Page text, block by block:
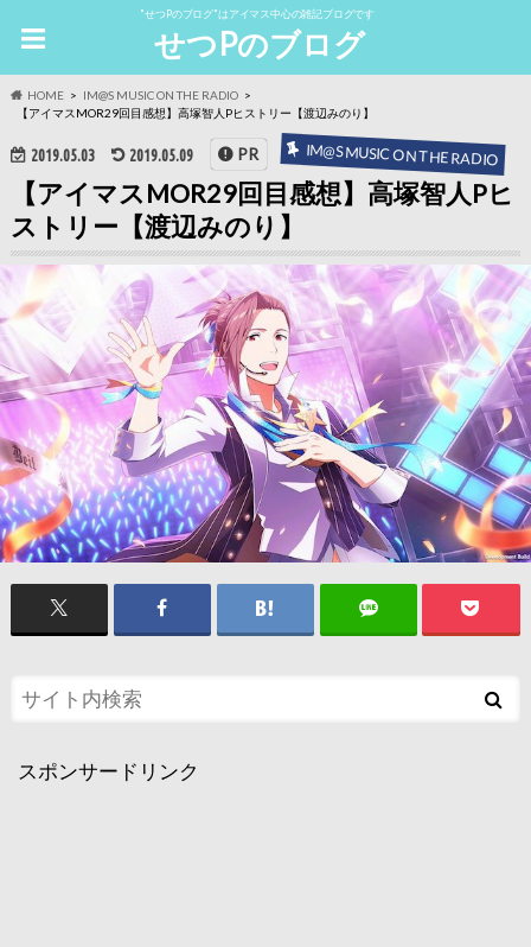
"せつPのブログ"はアイマス中心の雑記ブログです
せつPのブログ
HOME
IM@S MUSIC ON THE RADIO
【アイマスMOR29回目感想】高塚智人Pヒストリー【渡辺みのり】
2019.05.03 2019.05.09 IM@S MUSIC ON THE RADIO
PR
【アイマスMOR29回目感想】高塚智人Pヒ
ストリー【渡辺みのり】
スポンサードリンク